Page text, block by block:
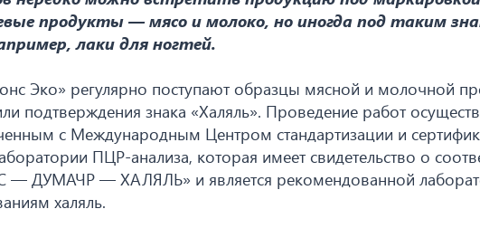
продукты — мясо и молоко, но иногда под таким
лаки для ногтей.
Эко» регулярно поступают образцы мясной и молочной
подтверждения знака «Халяль». Проведение работ
с Международным Центром стандартизации и
ПЦР-анализа, которая имеет свидетельство о
— ДУМАЧР — ХАЛЯЛЬ» и является рекомендованной
халяль.